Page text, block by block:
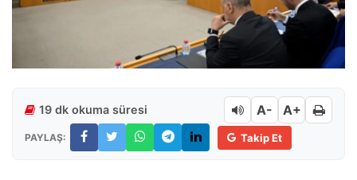
19 dk okuma süresi A- A+
PAYLAŞ: Takip Et